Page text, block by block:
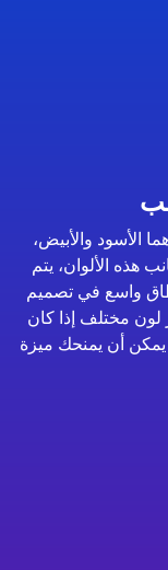
الأسود والأبيض،
هذه الألوان، يتم
واسع في تصميم
لون مختلف إذا كان
أن يمنحك ميزة